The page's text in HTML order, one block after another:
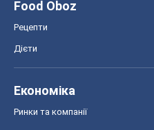
Food Oboz
Рецепти
Дієти
Економіка
Ринки та компанії